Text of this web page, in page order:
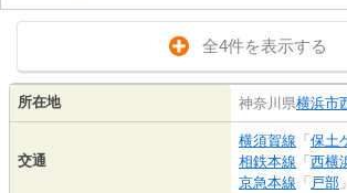
全4件を表示する
所在地 神奈川県横浜市
交通
横須賀線 「 保土
相鉄本線 「 西横
京急本線 「 戸部